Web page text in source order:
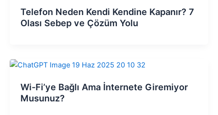
Telefon Neden Kendi Kendine Kapanır? 7
Olası Sebep ve Çözüm Yolu
Wi-Fi’ye Bağlı Ama İnternete Giremiyor
Musunuz?